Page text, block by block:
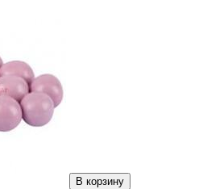
В корзину